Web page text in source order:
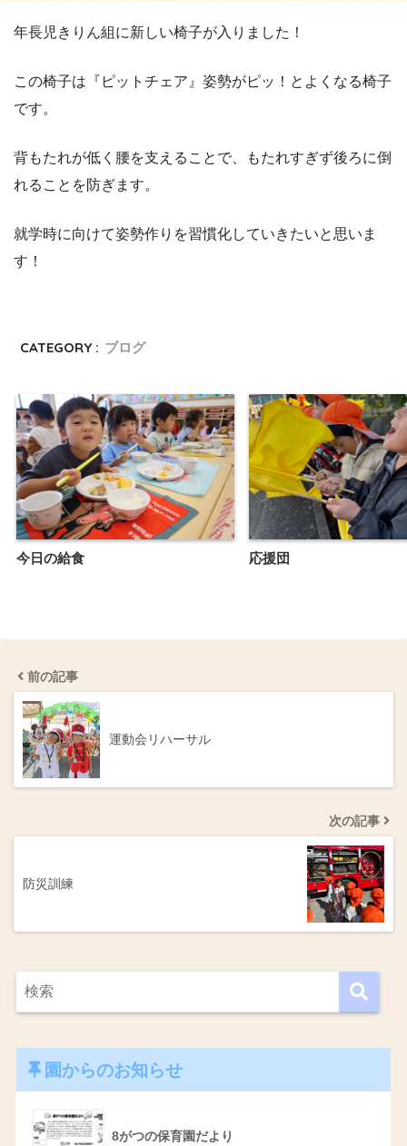
年長児きりん組に新しい椅子が入りました！
この椅子は『ピットチェア』姿勢がピッ！とよくなる椅子
です。
背もたれが低く腰を支えることで、もたれすぎず後ろに倒
れることを防ぎます。
就学時に向けて姿勢作りを習慣化していきたいと思いま
す ！
CATEGORY : ブログ
今日の給食 応援団
前の記事
運動会リハーサル
次の記事
防災訓練
園からのお知らせ
8がつの保育園だより